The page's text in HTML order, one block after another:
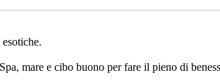
mare e cibo buono per fare il pieno di